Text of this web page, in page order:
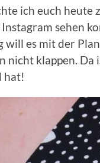
ich euch heute
sehen
will es mit der
nicht klappen. Da
hat!